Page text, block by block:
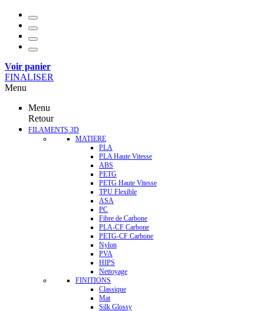
Voir panier
FINALISER
Menu
Menu
Retour
FILAMENTS 3D
MATIERE
PLA
PLA Haute Vitesse
ABS
PETG
PETG Haute Vitesse
TPU Flexible
ASA
PC
Fibre de Carbone
PLA-CF Carbone
PETG-CF Carbone
Nylon
PVA
HIPS
Nettoyage
FINITIONS
Classique
Mat
Silk Glossy